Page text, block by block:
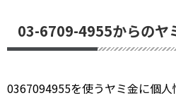
03-6709-4955からのヤ
0367094955を使うヤミ金に個